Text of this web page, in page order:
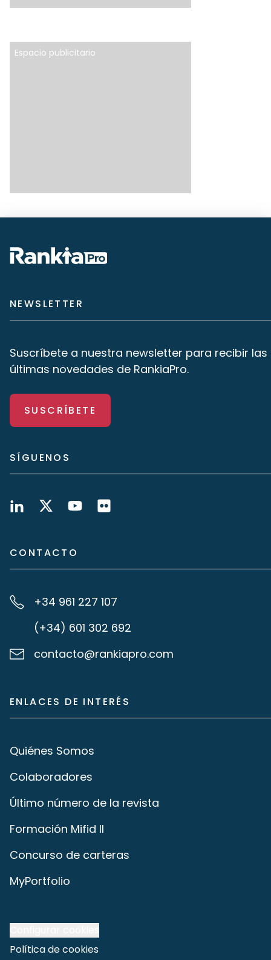
Espacio publicitario
NEWSLETTER
Suscríbete a nuestra newsletter para recibir las
últimas novedades de RankiaPro.
SUSCRÍBETE
SÍGUENOS
CONTACTO
+34 961 227 107
(+34) 601 302 692
contacto@rankiapro.com
ENLACES DE INTERÉS
Quiénes Somos
Colaboradores
Último número de la revista
Formación Mifid II
Concurso de carteras
MyPortfolio
Política de cookies